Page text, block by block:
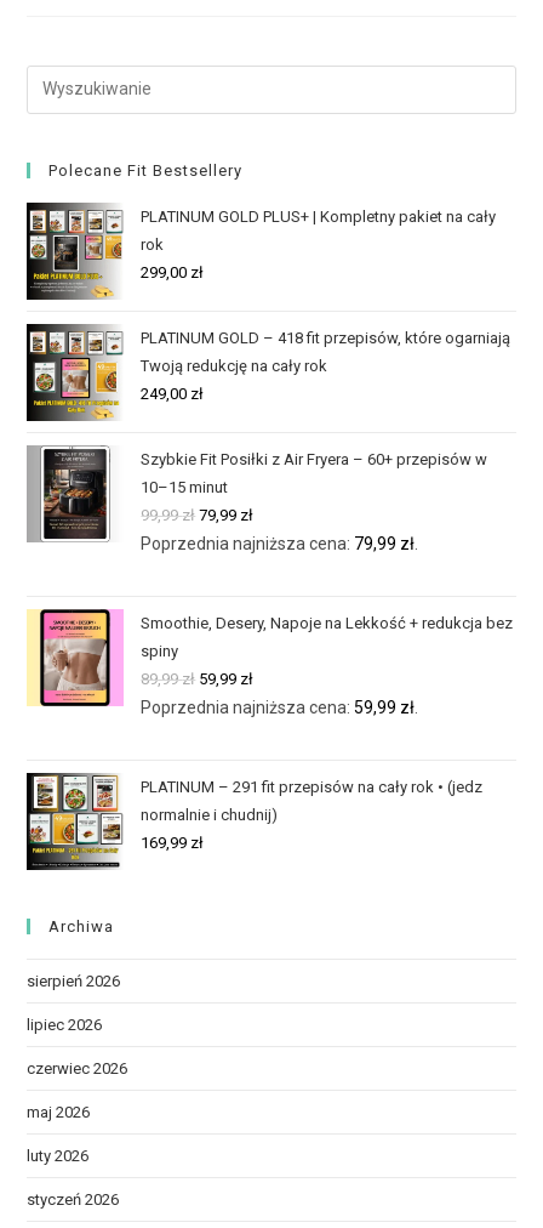
Polecane Fit Bestsellery
PLATINUM GOLD PLUS+ | Kompletny pakiet na cały
rok
299,00 zł
PLATINUM GOLD – 418 fit przepisów, które ogarniają
Twoją redukcję na cały rok
249,00 zł
Szybkie Fit Posiłki z Air Fryera – 60+ przepisów w
10–15 minut
99,99zł 79,99 zł
Poprzednia najniższa cena: 79,99 zł
Smoothie, Desery, Napoje na Lekkość + redukcja bez
spiny
89,99zł 59,99 zł
Poprzednia najniższa cena:59,99 zł
PLATINUM – 291 fit przepisów na cały rok • (jedz
normalnie i chudnij)
169,99 zł
Archiwa
sierpień 2026
lipiec 2026
czerwiec 2026
maj 2026
luty 2026
styczeń 2026